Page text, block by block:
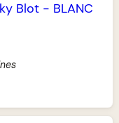
Blot - BLANC